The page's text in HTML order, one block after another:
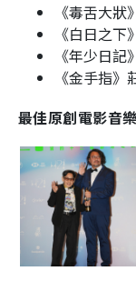
《毒舌大狀
《白日之下
《年少日記
《金手指》
最佳原創電影音樂